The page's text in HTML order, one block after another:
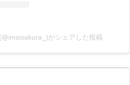
がシェアした投稿